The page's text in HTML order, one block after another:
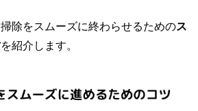
除をスムーズに終わらせるためのス
を紹介します。